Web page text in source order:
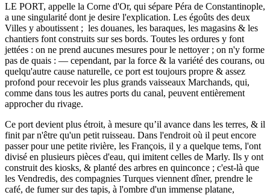
LE PORT, appelle la Corne d'Or, qui sépare Péra de Constantinople,
a une singularité dont je desire l'explication. Les égoûts des deux
Villes y aboutissent ; les douanes, les baraques, les magasins & les
chantiers font construits sur ses bords. Toutes les ordures y font
jettées : on ne prend aucunes mesures pour le nettoyer ; on n'y forme
pas de quais : — cependant, par la force & la variété des courans, ou
quelqu'autre cause naturelle, ce port est toujours propre & assez
profond pour recevoir les plus grands vaisseaux Marchands, qui,
comme dans tous les autres ports du canal, peuvent entièrement
approcher du rivage.
Ce port devient plus étroit, à mesure qu’il avance dans les terres, & il
finit par n'être qu'un petit ruisseau. Dans l'endroit où il peut encore
passer pour une petite rivière, les François, il y a quelque tems, l'ont
divisé en plusieurs pièces d'eau, qui imitent celles de Marly. Ils y ont
construit des kiosks, & planté des arbres en quinconce ; c'est-là que
les Vendredis, des compagnies Turques viennent dîner, prendre le
café, de fumer sur des tapis, à l'ombre d'un immense platane,